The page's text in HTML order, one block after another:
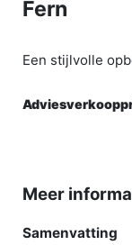
Fern
Een stijlvolle
Meer
Samenvatting